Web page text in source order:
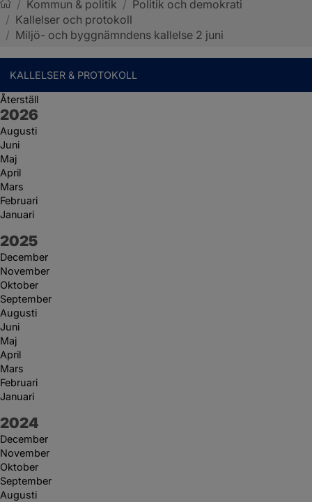
Sotenäs kommun
/ Kommun & politik / Politik och demokrati
/ Kallelser och protokoll
/ Miljö- och byggnämndens kallelse 2 juni
KALLELSER & PROTOKOLL
Återställ
År:
2026
Augusti
Juni
Maj
April
Mars
Februari
Januari
År:
2025
December
November
Oktober
September
Augusti
Juni
Maj
April
Mars
Februari
Januari
År:
2024
December
November
Oktober
September
Augusti